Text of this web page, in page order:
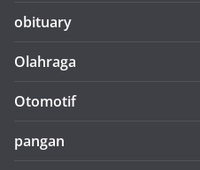
obituary
Olahraga
Otomotif
pangan